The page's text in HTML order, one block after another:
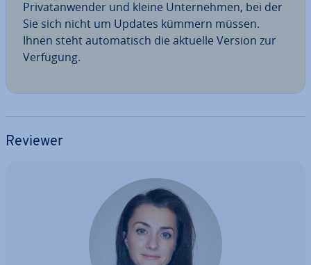
Pri­vat­an­wen­der und kleine Un­ter­neh­men, bei der
Sie sich nicht um Updates kümmern müssen.
Ihnen steht au­to­ma­tisch die aktuelle Version zur
Verfügung.
Reviewer